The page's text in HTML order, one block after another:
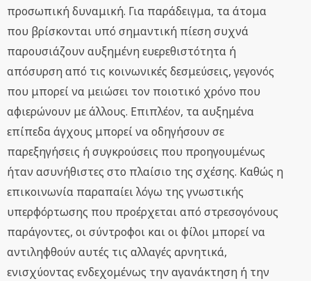
προσωπική δυναμική. Για παράδειγμα, τα άτομα
που βρίσκονται υπό σημαντική πίεση συχνά
παρουσιάζουν αυξημένη ευερεθιστότητα ή
απόσυρση από τις κοινωνικές δεσμεύσεις, γεγονός
που μπορεί να μειώσει τον ποιοτικό χρόνο που
αφιερώνουν με άλλους. Επιπλέον, τα αυξημένα
επίπεδα άγχους μπορεί να οδηγήσουν σε
παρεξηγήσεις ή συγκρούσεις που προηγουμένως
ήταν ασυνήθιστες στο πλαίσιο της σχέσης. Καθώς η
επικοινωνία παραπαίει λόγω της γνωστικής
υπερφόρτωσης που προέρχεται από στρεσογόνους
παράγοντες, οι σύντροφοι και οι φίλοι μπορεί να
αντιληφθούν αυτές τις αλλαγές αρνητικά,
ενισχύοντας ενδεχομένως την αγανάκτηση ή την